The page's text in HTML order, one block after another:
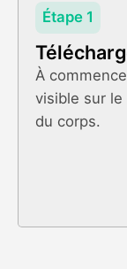
Étape 1
À
visible sur
du corps.